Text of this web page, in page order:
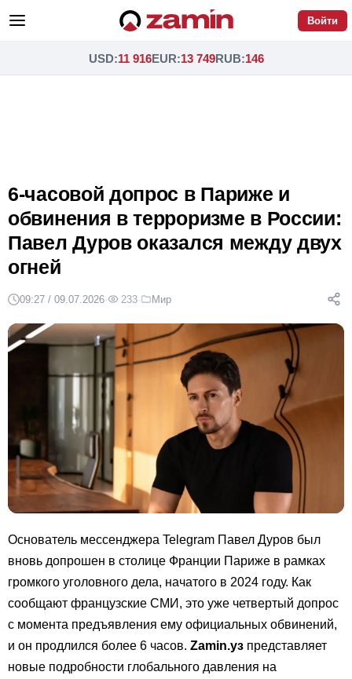
Войти
USD:11 916EUR:13 749RUB:146
6-часовой допрос в Париже и
обвинения в терроризме в России:
Павел Дуров оказался между двух
огней
09:27 / 09.07.2026· 233· Мир
Основатель мессенджера Telegram Павел Дуров был
вновь допрошен в столице Франции Париже в рамках
громкого уголовного дела, начатого в 2024 году. Как
сообщают французские СМИ, это уже четвертый допрос
с момента предъявления ему официальных обвинений,
и он продлился более 6 часов. Zamin.уз представляет
новые подробности глобального давления на